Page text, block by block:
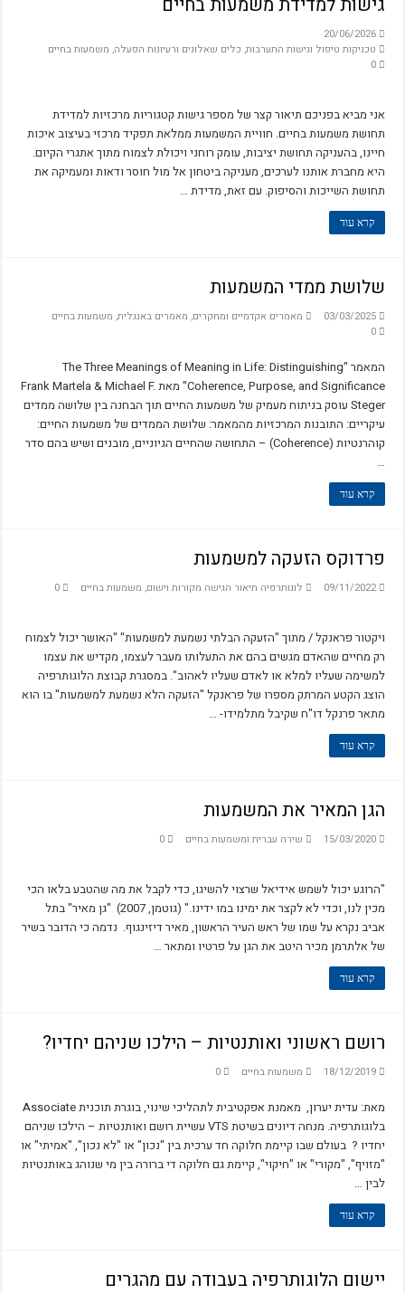
הקול הפנימי – מסע בעקבות המצפון
לפני שהאדם מחפש משמעות בחייו
על העקרונות הבסיסיים בפסיכולוגיות של אדלר ופרנקל
מלאו אסמינו משמעות
ייעוץ ממוקד משמעות – ד"ר פול וונג
Locus of Control and Purpose in Life
השפעת הדת על משמעות ובריאות נפשית
על המשמר
20/06/2026
טכניקות טיפול וגישות התערבות, כלים שאלונים ורעיונות הפעלה, משמעות בחיים
0
אני מביא בפניכם תיאור קצר של מספר גישות קטגוריות מרכזיות למדידת
תחושת משמעות בחיים. חוויית המשמעות ממלאת תפקיד מרכזי בעיצוב איכות
חיינו, בהעניקה תחושת יציבות, עומק רוחני ויכולת לצמוח מתוך אתגרי הקיום.
היא מחברת אותנו לערכים, מעניקה ביטחון אל מול חוסר ודאות ומעמיקה את
תחושת השייכות והסיפוק. עם זאת, מדידת …
קרא עוד
שלושת ממדי המשמעות
03/03/2025 מאמרים אקדמיים ומחקרים, מאמרים באנגלית, משמעות בחיים
0
המאמר "The Three Meanings of Meaning in Life: Distinguishing
Coherence, Purpose, and Significance" מאת Frank Martela & Michael F.
Steger עוסק בניתוח מעמיק של משמעות החיים תוך הבחנה בין שלושה ממדים
עיקריים: התובנות המרכזיות מהמאמר: שלושת הממדים של משמעות החיים:
קוהרנטיות (Coherence) – התחושה שהחיים הגיוניים, מובנים ושיש בהם סדר
…
קרא עוד
פרדוקס הזעקה למשמעות
09/11/2022 לוגותרפיה תיאור הגישה מקורות וישום, משמעות בחיים 0
ויקטור פראנקל / מתוך "הזעקה הבלתי נשמעת למשמעות" "האושר יכול לצמוח
רק מחיים שהאדם מגשים בהם את התעלותו מעבר לעצמו, מקדיש את עצמו
למשימה שעליו למלא או לאדם שעליו לאהוב". במסגרת קבוצת הלוגותרפיה
הוצג הקטע המרתק מספרו של פראנקל "הזעקה הלא נשמעת למשמעות" בו הוא
מתאר פרנקל דו"ח שקיבל מתלמידו- …
קרא עוד
הגן המאיר את המשמעות
15/03/2020 שירה עברית ומשמעות בחיים 0
"הרוגע יכול לשמש אידיאל שרצוי להשיגו, כדי לקבל את מה שהטבע בלאו הכי
מכין לנו, וכדי לא לקצר את ימינו במו ידינו." (גוטמן, 2007) "גן מאיר" בתל
אביב נקרא על שמו של ראש העיר הראשון, מאיר דיזינגוף. נדמה כי הדובר בשיר
של אלתרמן מכיר היטב את הגן על פרטיו ומתאר …
קרא עוד
רושם ראשוני ואותנטיות – הילכו שניהם יחדיו?
18/12/2019 משמעות בחיים 0
מאת: עדית יערון, מאמנת אפקטיבית לתהליכי שינוי, בוגרת תוכנית Associate
בלוגותרפיה. מנחה דיונים בשיטת VTS עשיית רושם ואותנטיות – הילכו שניהם
יחדיו ? בעולם שבו קיימת חלוקה חד ערכית בין "נכון" או "לא נכון", "אמיתי" או
"מזויף", "מקורי" או "חיקוי", קיימת גם חלוקה די ברורה בין מי שנוהג באותנטיות
לבין …
קרא עוד
יישום הלוגותרפיה בעבודה עם מהגרים